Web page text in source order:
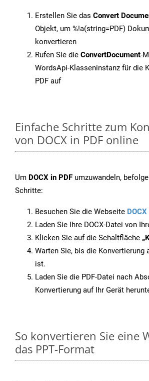
Erstellen Sie das Convert
Objekt, um %!a(string=PDF)
konvertieren
Rufen Sie die ConvertDocument-
WordsApi-Klasseninstanz für die
PDF auf
Einfache Schritte zum
von DOCX in PDF online
Um DOCX in PDF umzuwandeln,
Schritte:
Besuchen Sie die Webseite
Laden Sie Ihre DOCX-Datei von
Klicken Sie auf die Schaltfläche
Warten Sie, bis die Konvertierung
ist.
Laden Sie die PDF-Datei nach
Konvertierung auf Ihr Gerät
So konvertieren Sie eine
das PPT-Format